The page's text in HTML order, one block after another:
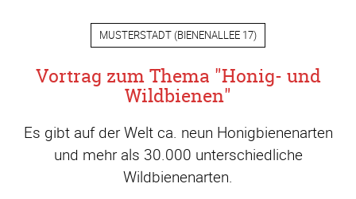
MUSTERSTADT (BIENENALLEE 17)
Vortrag zum Thema "Honig- und
Wildbienen"
Es gibt auf der Welt ca. neun Honigbienenarten
und mehr als 30.000 unterschiedliche
Wildbienenarten.